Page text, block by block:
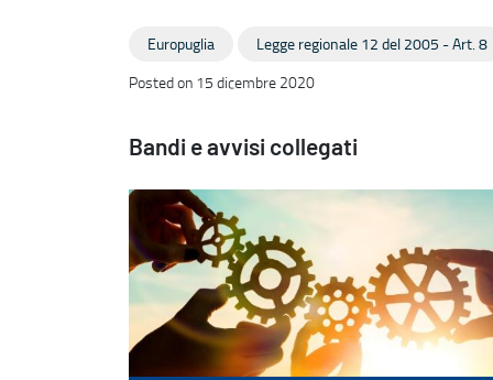
Europuglia Legge regionale 12 del 2005 - Art. 8
Posted on 15 dicembre 2020
Bandi e avvisi collegati